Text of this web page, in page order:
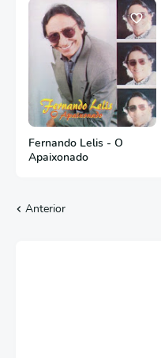
Fernando Lelis - O
Apaixonado
Anterior